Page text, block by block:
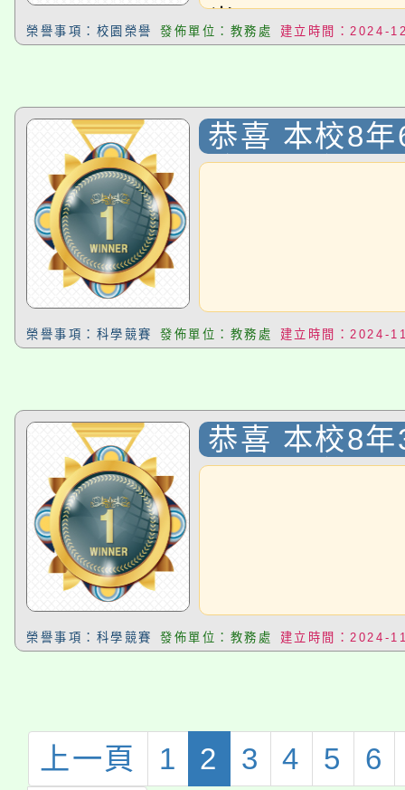
光!
榮譽事項：校園榮譽 發佈單位：教務處 建立時間：2024-
恭喜 本校8
竣 同學參加
榮譽事項：科學競賽 發佈單位：教務處 建立時間：2024-
恭喜 本校8
璇 同學參加
榮譽事項：科學競賽 發佈單位：教務處 建立時間：2024-
上一頁 1 2 3 4 5 6